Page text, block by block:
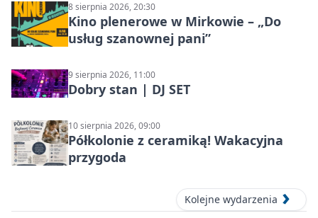
8 sierpnia 2026, 20:30
Kino plenerowe w Mirkowie – „Do
usług szanownej pani”
9 sierpnia 2026, 11:00
Dobry stan | DJ SET
10 sierpnia 2026, 09:00
Półkolonie z ceramiką! Wakacyjna
przygoda
Kolejne wydarzenia